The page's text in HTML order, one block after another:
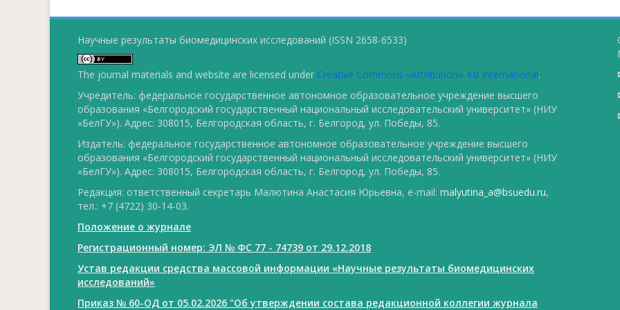
Научные результаты биомедицинских исследований (ISSN 2658-6533)
The journal materials and website are licensed under Creative Commons «Attribution» 4.0 International.
Учредитель: федеральное государственное автономное образовательное учреждение высшего
образования «Белгородский государственный национальный исследовательский университет» (НИУ
«БелГУ»). Адрес: 308015, Белгородская область, г. Белгород, ул. Победы, 85.
Издатель: федеральное государственное автономное образовательное учреждение высшего
образования «Белгородский государственный национальный исследовательский университет» (НИУ
«БелГУ»). Адрес: 308015, Белгородская область, г. Белгород, ул. Победы, 85.
Редакция: ответственный секретарь Малютина Анастасия Юрьевна, e-mail: malyutina_a@bsuedu.ru,
тел.: +7 (4722) 30-14-03.
Положение о журнале
Регистрационный номер: ЭЛ № ФС 77 - 74739 от 29.12.2018
Устав редакции средства массовой информации «Научные результаты биомедицинских
исследований»
Приказ № 60-ОД от 05.02.2026 "Об утверждении состава редакционной коллегии журнала